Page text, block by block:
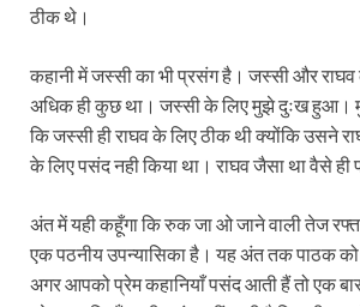
ठीक थे।
कहानी में जस्सी का भी प्रसंग है। जस्सी और राघव
अधिक ही कुछ था। जस्सी के लिए मुझे दुःख हुआ।
कि जस्सी ही राघव के लिए ठीक थी क्योंकि उसने
के लिए पसंद नही किया था। राघव जैसा था वैसे ही
अंत में यही कहूँगा कि रुक जा ओ जाने वाली तेज
एक पठनीय उपन्यासिका है। यह अंत तक पाठक
अगर आपको प्रेम कहानियाँ पसंद आती हैं तो एक